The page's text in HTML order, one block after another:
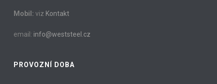
Mobil: viz Kontakt
email: info@weststeel.cz
PROVOZNÍ DOBA